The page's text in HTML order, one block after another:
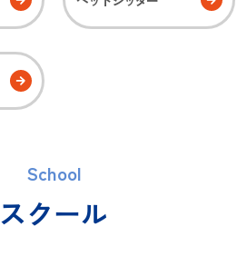
School
スクール